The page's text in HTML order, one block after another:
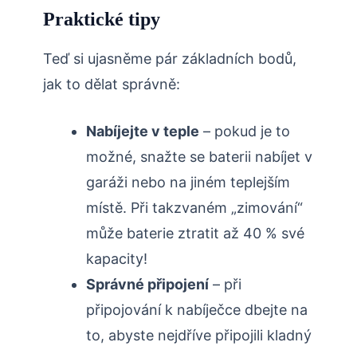
Praktické tipy
Teď si ujasněme pár základních bodů,
jak to dělat správně:
Nabíjejte v teple – pokud je to
možné, snažte se baterii nabíjet v
garáži nebo na jiném teplejším
místě. Při takzvaném „zimování“
může baterie ztratit až 40 % své
kapacity!
Správné připojení – při
připojování k nabíječce dbejte na
to, abyste nejdříve připojili kladný